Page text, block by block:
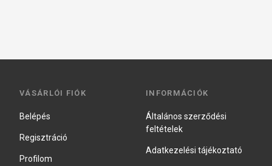
VÁSÁRLÓI FIÓK
Belépés
Regisztráció
Profilom
INFORMÁCIÓK
Általános szerződési
feltételek
Adatkezelési tájékoztató